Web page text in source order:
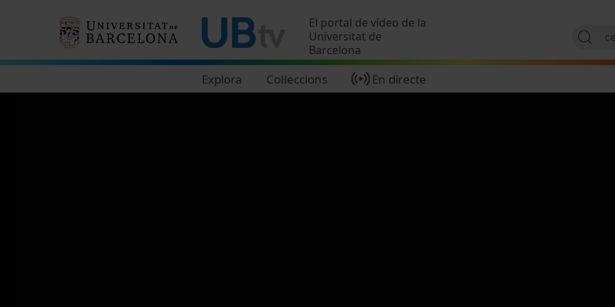
El portal de vídeo de la
Universitat de
Barcelona
Explora Col·leccions En directe